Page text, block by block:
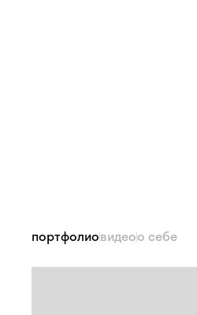
портфолиовидеоо себе